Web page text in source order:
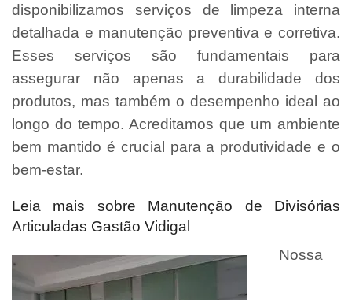
disponibilizamos serviços de limpeza interna
detalhada e manutenção preventiva e corretiva.
Esses serviços são fundamentais para
assegurar não apenas a durabilidade dos
produtos, mas também o desempenho ideal ao
longo do tempo. Acreditamos que um ambiente
bem mantido é crucial para a produtividade e o
bem-estar.
Leia mais sobre Manutenção de Divisórias
Articuladas Gastão Vidigal
Nossa